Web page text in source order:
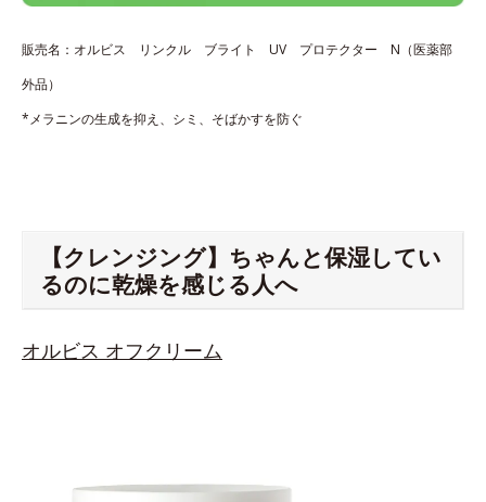
販売名：オルビス リンクル ブライト UV プロテクター N（医薬部
外品）
*メラニンの生成を抑え、シミ、そばかすを防ぐ
【クレンジング】ちゃんと保湿してい
るのに乾燥を感じる人へ
オルビス オフクリーム